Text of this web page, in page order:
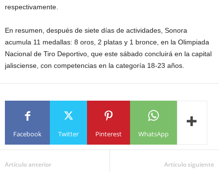
respectivamente.
En resumen, después de siete días de actividades, Sonora
acumula 11 medallas: 8 oros, 2 platas y 1 bronce, en la Olimpiada
Nacional de Tiro Deportivo, que este sábado concluirá en la capital
jalisciense, con competencias en la categoría 18-23 años.
Facebook Twitter Pinterest WhatsApp
Artículo anterior Artículo siguiente